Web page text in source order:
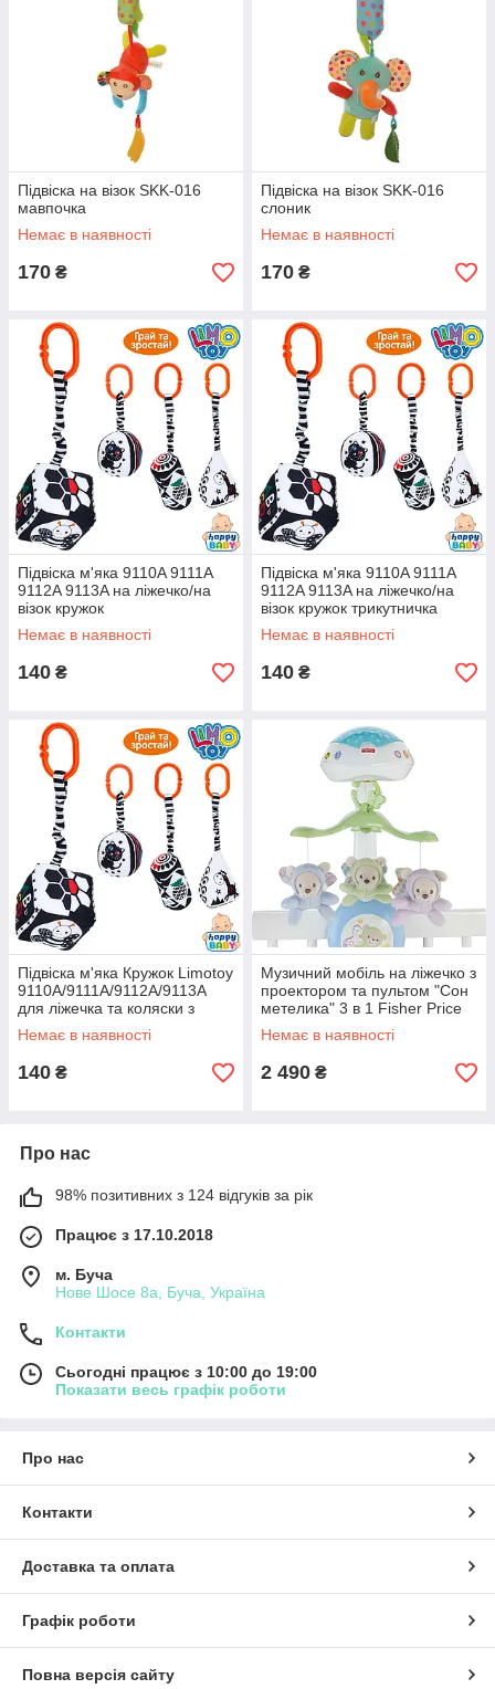
Підвіска на візок SKK-016
мавпочка
Немає в наявності
170 ₴
Підвіска на візок SKK-016
слоник
Немає в наявності
170 ₴
Підвіска м'яка 9110A 9111A
9112A 9113A на ліжечко/на
візок кружок
Немає в наявності
140 ₴
Підвіска м'яка 9110A 9111A
9112A 9113A на ліжечко/на
візок кружок трикутничка
Немає в наявності
140 ₴
Підвіска м'яка Кружок Limotoy
9110A/9111A/9112A/9113A
для ліжечка та коляски з
брязкальцем, 10x11x6 см
Немає в наявності
140 ₴
Музичний мобіль на ліжечко з
проектором та пультом "Сон
метелика" 3 в 1 Fisher Price
CDN41
Немає в наявності
2 490 ₴
Про нас
98% позитивних з 124 відгуків за рік
Працює з 17.10.2018
м. Буча
Нове Шосе 8а, Буча, Україна
Контакти
Сьогодні працює з 10:00 до 19:00
Показати весь графік роботи
Про нас
Контакти
Доставка та оплата
Графік роботи
Повна версія сайту